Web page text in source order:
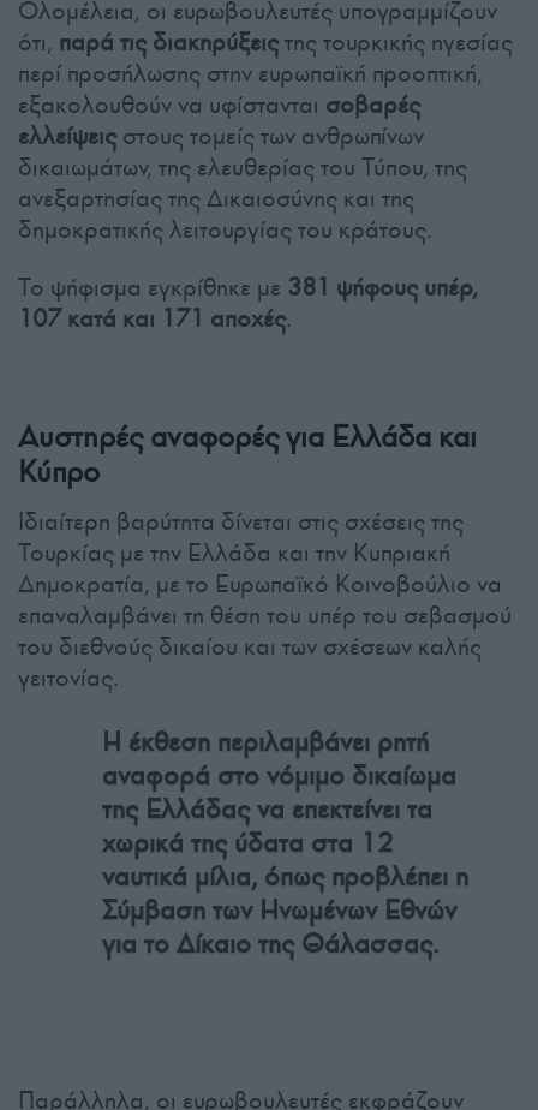
Ολομέλεια, οι ευρωβουλευτές υπογραμμίζουν
ότι, παρά τις διακηρύξειςτης τουρκικής ηγεσίας
περί προσήλωσης στην ευρωπαϊκή προοπτική,
εξακολουθούν να υφίστανται σοβαρές
ελλείψειςστους τομείς των ανθρωπίνων
δικαιωμάτων, της ελευθερίας του Τύπου, της
ανεξαρτησίας της Δικαιοσύνης και της
δημοκρατικής λειτουργίας του κράτους.
Το ψήφισμα εγκρίθηκε με 381 ψήφους υπέρ,
107 κατά και 171 αποχές.
Αυστηρές αναφορές για Ελλάδα και
Κύπρο
Ιδιαίτερη βαρύτητα δίνεται στις σχέσεις της
Τουρκίας με την Ελλάδα και την Κυπριακή
Δημοκρατία, με το Ευρωπαϊκό Κοινοβούλιο να
επαναλαμβάνει τη θέση του υπέρ του σεβασμού
του διεθνούς δικαίου και των σχέσεων καλής
γειτονίας.
Η έκθεση περιλαμβάνει ρητή
αναφορά στο νόμιμο δικαίωμα
της Ελλάδας να επεκτείνει τα
χωρικά της ύδατα στα 12
ναυτικά μίλια, όπως προβλέπει η
Σύμβαση των Ηνωμένων Εθνών
για το Δίκαιο της Θάλασσας.
Παράλληλα, οι ευρωβουλευτές εκφράζουν